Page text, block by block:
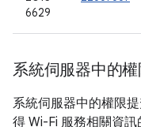
6629
系統伺服器中的
系統伺服器中的權限
得 Wi-Fi 服務相關資